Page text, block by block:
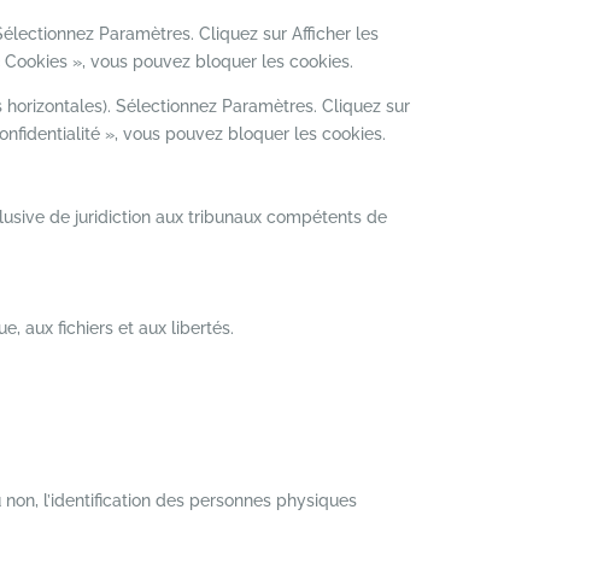
Paramètres. Cliquez sur Afficher les
», vous pouvez bloquer les cookies.
Sélectionnez Paramètres. Cliquez sur
», vous pouvez bloquer les cookies.
de juridiction aux tribunaux compétents de
aux fichiers et aux libertés.
l’identification des personnes physiques